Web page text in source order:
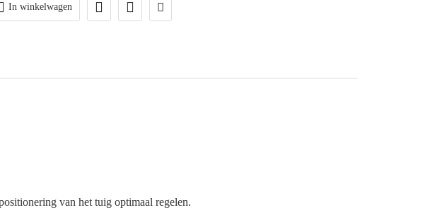
In winkelwagen
van het tuig optimaal regelen.